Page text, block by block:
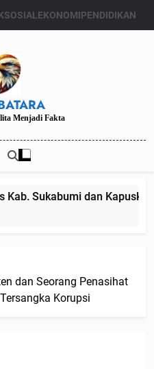
SOSIALEKONOMIPENDIDIKAN
Menjadi Fakta
Sukabumi dan
dan Seorang Penasihat
Korupsi